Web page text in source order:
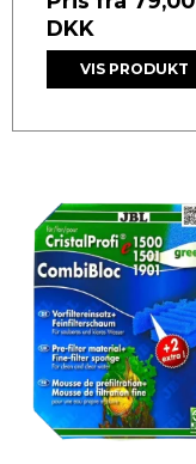
DKK
VIS PRODUKT